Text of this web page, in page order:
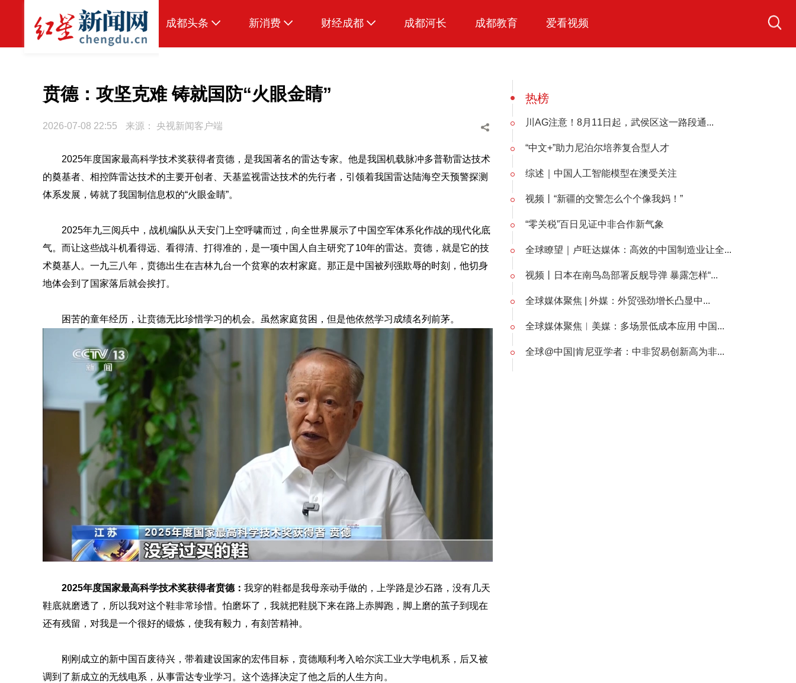
成都头条
本地
热点专题
新消费 财经成都 成都河长 成都教育 爱看视频
贲德：攻坚克难 铸就国防“火眼金睛”
2026-07-08 22:55 来源： 央视新闻客户端
2025年度国家最高科学技术奖获得者贲德，是我国著名的雷达专家。他是我国机载脉冲多普勒雷达技术
的奠基者、相控阵雷达技术的主要开创者、天基监视雷达技术的先行者，引领着我国雷达陆海空天预警探测
体系发展，铸就了我国制信息权的“火眼金睛”。
2025年九三阅兵中，战机编队从天安门上空呼啸而过，向全世界展示了中国空军体系化作战的现代化底
气。而让这些战斗机看得远、看得清、打得准的，是一项中国人自主研究了10年的雷达。贲德，就是它的技
术奠基人。一九三八年，贲德出生在吉林九台一个贫寒的农村家庭。那正是中国被列强欺辱的时刻，他切身
地体会到了国家落后就会挨打。
困苦的童年经历，让贲德无比珍惜学习的机会。虽然家庭贫困，但是他依然学习成绩名列前茅。
2025年度国家最高科学技术奖获得者贲德 ： 我穿的鞋都是我母亲动手做的，上学路是沙石路，没有几天
鞋底就磨透了，所以我对这个鞋非常珍惜。怕磨坏了，我就把鞋脱下来在路上赤脚跑，脚上磨的茧子到现在
还有残留，对我是一个很好的锻炼，使我有毅力，有刻苦精神。
刚刚成立的新中国百废待兴，带着建设国家的宏伟目标，贲德顺利考入哈尔滨工业大学电机系，后又被
调到了新成立的无线电系，从事雷达专业学习。这个选择决定了他之后的人生方向。
热榜
川AG注意！8月11日起，武侯区这一路段通...
“中文+”助力尼泊尔培养复合型人才
综述｜中国人工智能模型在澳受关注
视频丨“新疆的交警怎么个个像我妈！”
“零关税”百日见证中非合作新气象
全球瞭望｜卢旺达媒体：高效的中国制造业让全...
视频丨日本在南鸟岛部署反舰导弹 暴露怎样“...
全球媒体聚焦 | 外媒：外贸强劲增长凸显中...
全球媒体聚焦︱美媒：多场景低成本应用 中国...
全球@中国|肯尼亚学者：中非贸易创新高为非...